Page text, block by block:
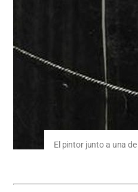
El pintor junto a una